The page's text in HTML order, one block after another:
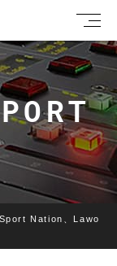
Sport Nation、Lawo